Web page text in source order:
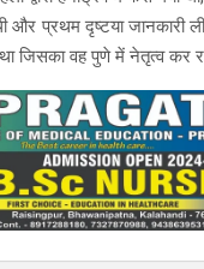
और प्रथम दृष्टया
था जिसका वह पुणे में नेतृत्व